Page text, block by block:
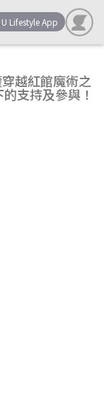
Lifestyle App
越紅館魔術之
支持及參與！